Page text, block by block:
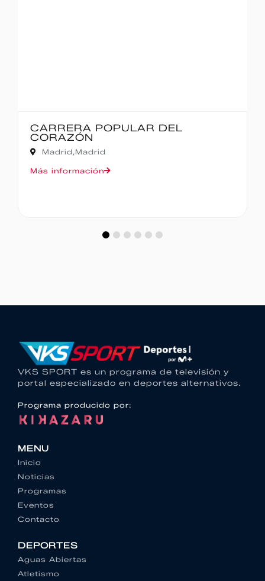
CARRERA POPULAR DEL
CORAZÓN
Madrid,Madrid
Más información
VKS SPORT es un programa de televisión y
portal especializado en deportes alternativos.
Programa producido por:
MENU
Inicio
Noticias
Programas
Eventos
Contacto
DEPORTES
Aguas Abiertas
Atletismo